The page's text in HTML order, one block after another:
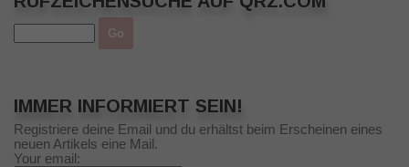
IMMER INFORMIERT SEIN!
Registriere deine Email und du erhältst beim Erscheinen eines
neuen Artikels eine Mail.
Your email: